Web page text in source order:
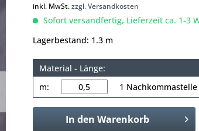
inkl. MwSt.zzgl. Versandkosten
Sofort versandfertig, Lieferzeit ca. 1-3
Lagerbestand: 1.3 m
Material - Länge:
m:
1
In den Warenkorb